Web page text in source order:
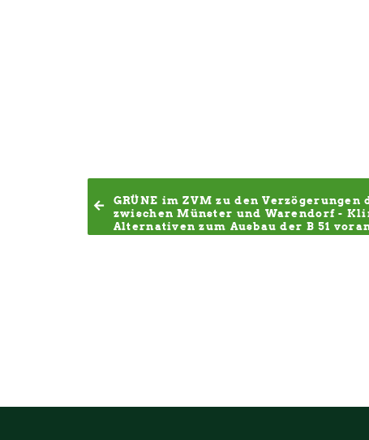
GRÜNE im ZVM zu den
zwischen Münster und Warendorf -
Alternativen zum Ausbau der B 51